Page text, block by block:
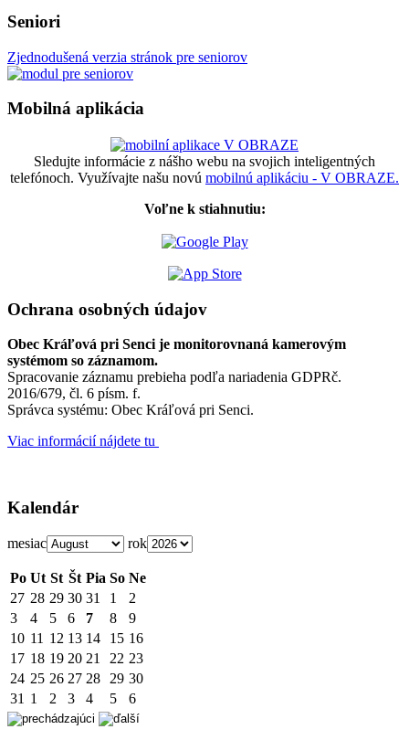
Seniori
Zjednodušená verzia stránok pre seniorov
Mobilná aplikácia
Sledujte informácie z nášho webu na svojich inteligentných
telefónoch. Využívajte našu novú mobilnú aplikáciu - V OBRAZE.
Voľne k stiahnutiu:
Ochrana osobných údajov
Obec Kráľová pri Senci je monitorovnaná kamerovým
systémom so záznamom.
Spracovanie záznamu prebieha podľa nariadenia GDPRč.
2016/679, čl. 6 písm. f.
Správca systému: Obec Kráľová pri Senci.
Viac informácií nájdete tu
Kalendár
mesiac rok
Po Ut St Št Pia So Ne
27 28 29 30 31 1
2
3
4 5 6 7 8
9
10 11 12 13 14 15 16
17 18 19 20 21 22 23
24 25 26 27 28 29 30
31 1 2 3 4 5 6